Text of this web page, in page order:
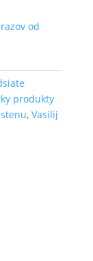
od
produkty
, Vasilij